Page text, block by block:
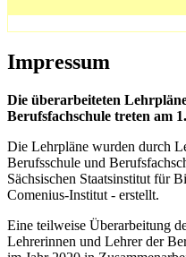
Impressum
Die überarbeiteten
Berufsfachschule treten am
Die Lehrpläne wurden durch
Berufsschule und
Sächsischen Staatsinstitut für
Comenius-Institut - erstellt.
Eine teilweise Überarbeitung
Lehrerinnen und Lehrer der